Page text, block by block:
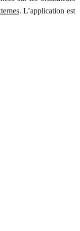
. L’application est